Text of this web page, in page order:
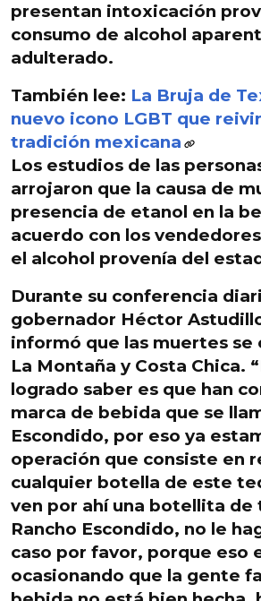
presentan intoxicación
consumo de alcohol
adulterado.
También lee: La Bruja de
nuevo icono LGBT que
tradición mexicana
Los estudios de las
arrojaron que la causa de
presencia de etanol en la
acuerdo con los vendedores
el alcohol provenía del
Durante su conferencia
gobernador Héctor
informó que las muertes se
La Montaña y Costa Chica.
logrado saber es que han
marca de bebida que se
Escondido, por eso ya
operación que consiste en
cualquier botella de este
ven por ahí una botellita de
Rancho Escondido, no le
caso por favor, porque eso
ocasionando que la gente